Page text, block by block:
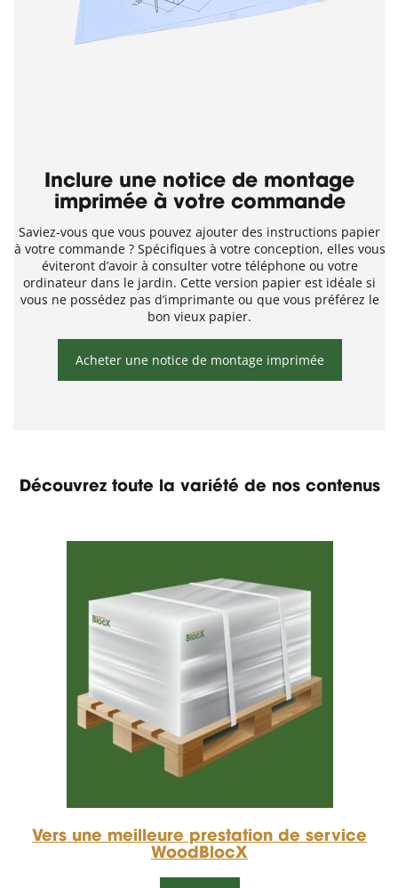
Inclure une notice de montage
imprimée à votre commande
Saviez-vous que vous pouvez ajouter des instructions papier
à votre commande ? Spécifiques à votre conception, elles vous
éviteront d’avoir à consulter votre téléphone ou votre
ordinateur dans le jardin. Cette version papier est idéale si
vous ne possédez pas d’imprimante ou que vous préférez le
bon vieux papier.
Acheter une notice de montage imprimée
Découvrez toute la variété de nos contenus
Vers une meilleure prestation de service
WoodBlocX